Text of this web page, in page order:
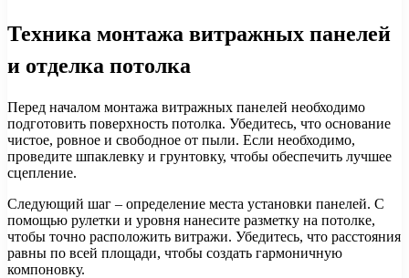
Техника монтажа витражных панелей
и отделка потолка
Перед началом монтажа витражных панелей необходимо
подготовить поверхность потолка. Убедитесь, что основание
чистое, ровное и свободное от пыли. Если необходимо,
проведите шпаклевку и грунтовку, чтобы обеспечить лучшее
сцепление.
Следующий шаг – определение места установки панелей. С
помощью рулетки и уровня нанесите разметку на потолке,
чтобы точно расположить витражи. Убедитесь, что расстояния
равны по всей площади, чтобы создать гармоничную
компоновку.